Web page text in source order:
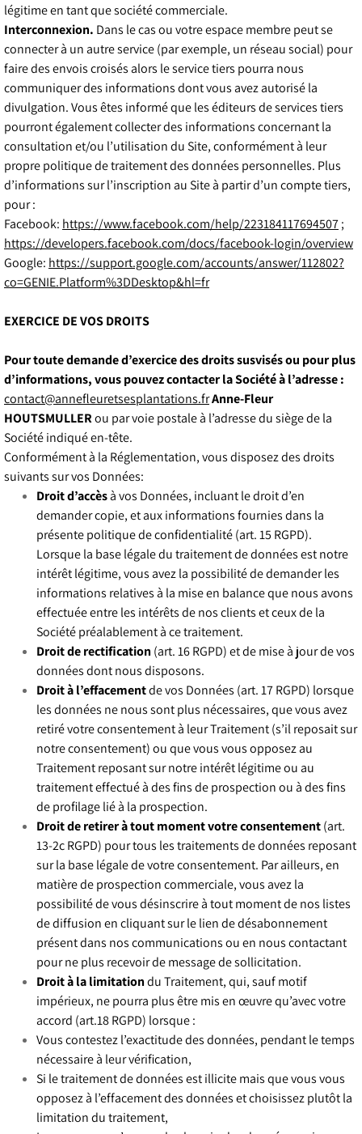
légitime en tant que société commerciale.
Interconnexion. Dans le cas ou votre espace membre peut se
connecter à un autre service (par exemple, un réseau social) pour
faire des envois croisés alors le service tiers pourra nous
communiquer des informations dont vous avez autorisé la
divulgation. Vous êtes informé que les éditeurs de services tiers
pourront également collecter des informations concernant la
consultation et/ou l’utilisation du Site, conformément à leur
propre politique de traitement des données personnelles. Plus
d’informations sur l’inscription au Site à partir d’un compte tiers,
pour :
Facebook: https://www.facebook.com/help/223184117694507;
https://developers.facebook.com/docs/facebook-login/overview
Google: https://support.google.com/accounts/answer/112802?
co=GENIE.Platform%3DDesktop&hl=fr
EXERCICE DE VOS DROITS
Pour toute demande d’exercice des droits susvisés ou pour plus
d’informations, vous pouvez contacter la Société à l’adresse :
contact@annefleuretsesplantations.frAnne-Fleur
HOUTSMULLERou par voie postale à l’adresse du siège de la
Société indiqué en-tête.
Conformément à la Réglementation, vous disposez des droits
suivants sur vos Données:
Droit d’accèsà vos Données, incluant le droit d’en
demander copie, et aux informations fournies dans la
présente politique de confidentialité (art. 15 RGPD).
Lorsque la base légale du traitement de données est notre
intérêt légitime, vous avez la possibilité de demander les
informations relatives à la mise en balance que nous avons
effectuée entre les intérêts de nos clients et ceux de la
Société préalablement à ce traitement.
Droit de rectification(art. 16 RGPD) et de mise à jour de vos
données dont nous disposons.
Droit à l’effacementde vos Données (art. 17 RGPD) lorsque
les données ne nous sont plus nécessaires, que vous avez
retiré votre consentement à leur Traitement (s’il reposait sur
notre consentement) ou que vous vous opposez au
Traitement reposant sur notre intérêt légitime ou au
traitement effectué à des fins de prospection ou à des fins
de profilage lié à la prospection.
Droit de retirer à tout moment votre consentement(art.
13-2c RGPD) pour tous les traitements de données reposant
sur la base légale de votre consentement. Par ailleurs, en
matière de prospection commerciale, vous avez la
possibilité de vous désinscrire à tout moment de nos listes
de diffusion en cliquant sur le lien de désabonnement
présent dans nos communications ou en nous contactant
pour ne plus recevoir de message de sollicitation.
Droit à la limitationdu Traitement, qui, sauf motif
impérieux, ne pourra plus être mis en œuvre qu’avec votre
accord (art.18 RGPD) lorsque :
Vous contestez l’exactitude des données, pendant le temps
nécessaire à leur vérification,
Si le traitement de données est illicite mais que vous vous
opposez à l’effacement des données et choisissez plutôt la
limitation du traitement,